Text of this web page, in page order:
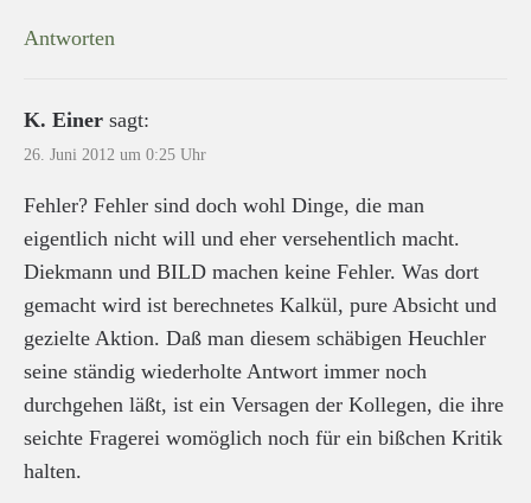
Antworten
K. Einer sagt:
26. Juni 2012 um 0:25 Uhr
Fehler? Fehler sind doch wohl Dinge, die man
eigentlich nicht will und eher versehentlich macht.
Diekmann und BILD machen keine Fehler. Was dort
gemacht wird ist berechnetes Kalkül, pure Absicht und
gezielte Aktion. Daß man diesem schäbigen Heuchler
seine ständig wiederholte Antwort immer noch
durchgehen läßt, ist ein Versagen der Kollegen, die ihre
seichte Fragerei womöglich noch für ein bißchen Kritik
halten.